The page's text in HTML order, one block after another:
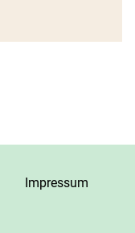
Impressum